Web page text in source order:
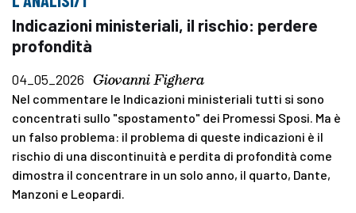
Indicazioni ministeriali, il rischio: perdere
profondità
04_05_2026 Giovanni Fighera
Nel commentare le Indicazioni ministeriali tutti si sono
concentrati sullo "spostamento" dei Promessi Sposi. Ma è
un falso problema: il problema di queste indicazioni è il
rischio di una discontinuità e perdita di profondità come
dimostra il concentrare in un solo anno, il quarto, Dante,
Manzoni e Leopardi.